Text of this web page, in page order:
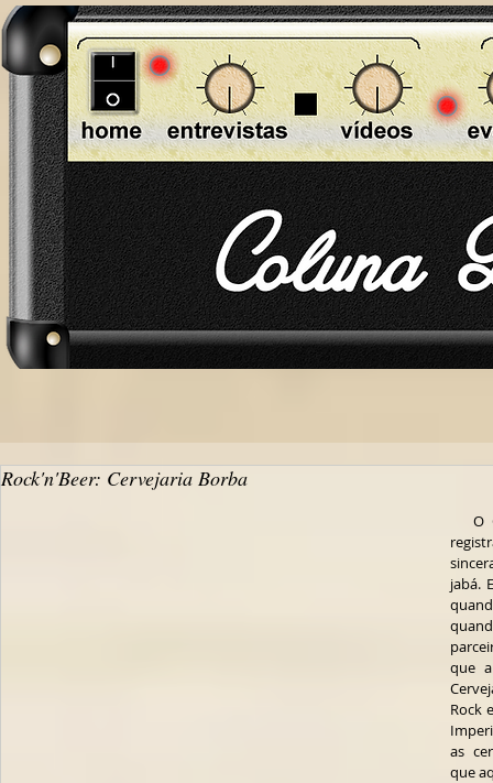
Rock'n'Beer: Cervejaria Borba
   O Coluna Blues Rock tem como marca
jabá.
que
Rock
as
que